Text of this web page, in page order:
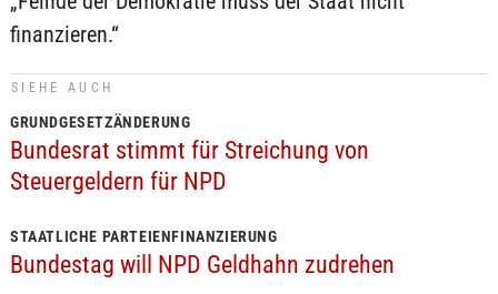
finanzieren.“
SIEHE AUCH
GRUNDGESETZÄNDERUNG
Bundesrat stimmt für Streichung von
Steuergeldern für NPD
STAATLICHE PARTEIENFINANZIERUNG
Bundestag will NPD Geldhahn zudrehen